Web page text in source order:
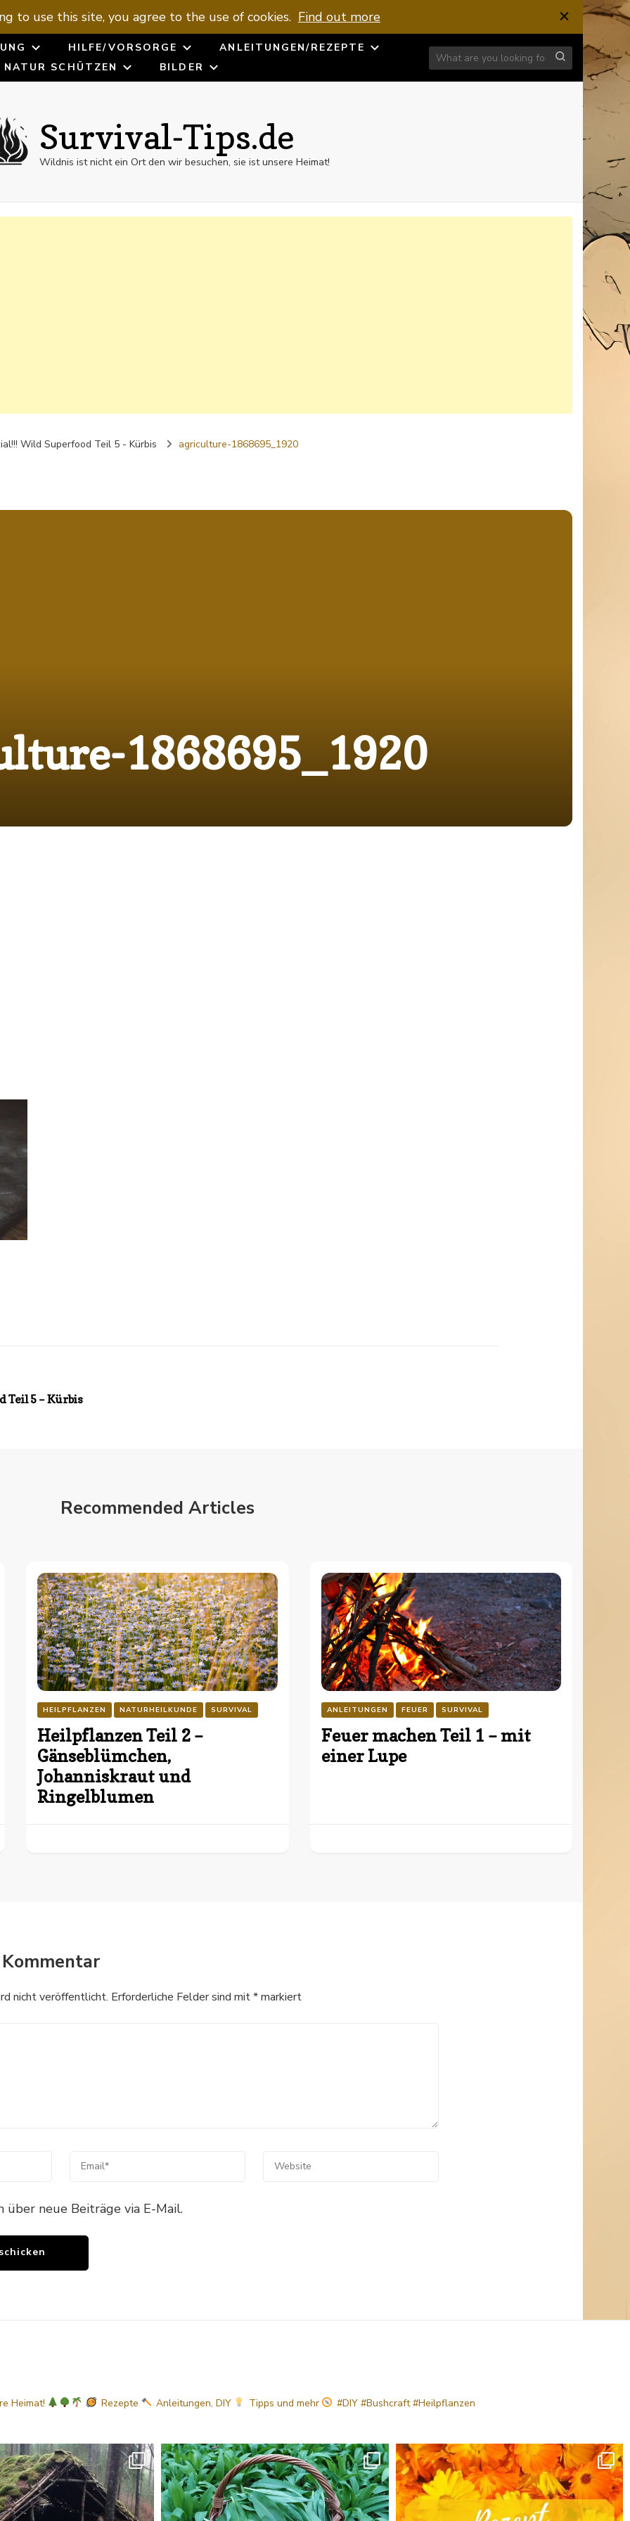
to use this site, you agree to the use of cookies. Find out more
HILFE/VORSORGE
ANLEITUNGEN/REZEPTE
NATUR SCHÜTZEN
BILDER
Looking for Something?
Survival-Tips.de
Wildnis ist nicht ein Ort den wir besuchen, sie ist unsere Heimat!
Wild Superfood Teil 5 - Kürbis agriculture-1868695_1920
1868695_1920
Teil 5 – Kürbis
Recommended Articles
HEILPFLANZEN NATURHEILKUNDE SURVIVAL
Heilpflanzen Teil 2 –
Gänseblümchen,
Johanniskraut und
Ringelblumen
ANLEITUNGEN FEUER SURVIVAL
Feuer machen Teil 1 – mit
einer Lupe
nicht veröffentlicht. Erforderliche Felder sind mit*markiert
über neue Beiträge via E-Mail.
Heimat! Rezepte Anleitungen, DIY Tipps und mehr #DIY #Bushcraft #Heilpflanzen